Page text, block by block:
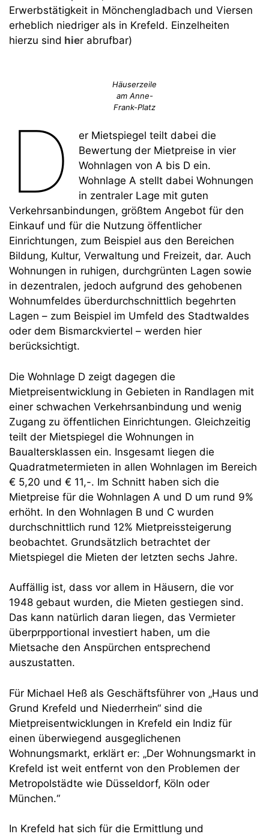
Erwerbstätigkeit in Mönchengladbach und Viersen
erheblich niedriger als in Krefeld. Einzelheiten
hierzu sind hier abrufbar)
Häuserzeile
am Anne-
Frank-Platz
D
er Mietspiegel teilt dabei die
Bewertung der Mietpreise in vier
Wohnlagen von A bis D ein.
Wohnlage A stellt dabei Wohnungen
in zentraler Lage mit guten
Verkehrsanbindungen, größtem Angebot für den
Einkauf und für die Nutzung öffentlicher
Einrichtungen, zum Beispiel aus den Bereichen
Bildung, Kultur, Verwaltung und Freizeit, dar. Auch
Wohnungen in ruhigen, durchgrünten Lagen sowie
in dezentralen, jedoch aufgrund des gehobenen
Wohnumfeldes überdurchschnittlich begehrten
Lagen – zum Beispiel im Umfeld des Stadtwaldes
oder dem Bismarckviertel – werden hier
berücksichtigt.
Die Wohnlage D zeigt dagegen die
Mietpreisentwicklung in Gebieten in Randlagen mit
einer schwachen Verkehrsanbindung und wenig
Zugang zu öffentlichen Einrichtungen. Gleichzeitig
teilt der Mietspiegel die Wohnungen in
Baualtersklassen ein. Insgesamt liegen die
Quadratmetermieten in allen Wohnlagen im Bereich
€ 5,20 und € 11,-. Im Schnitt haben sich die
Mietpreise für die Wohnlagen A und D um rund 9%
erhöht. In den Wohnlagen B und C wurden
durchschnittlich rund 12% Mietpreissteigerung
beobachtet. Grundsätzlich betrachtet der
Mietspiegel die Mieten der letzten sechs Jahre.
Auffällig ist, dass vor allem in Häusern, die vor
1948 gebaut wurden, die Mieten gestiegen sind.
Das kann natürlich daran liegen, das Vermieter
überprpportional investiert haben, um die
Mietsache den Anspürchen entsprechend
auszustatten.
Für Michael Heß als Geschäftsführer von „Haus und
Grund Krefeld und Niederrhein“ sind die
Mietpreisentwicklungen in Krefeld ein Indiz für
einen überwiegend ausgeglichenen
Wohnungsmarkt, erklärt er: „Der Wohnungsmarkt in
Krefeld ist weit entfernt von den Problemen der
Metropolstädte wie Düsseldorf, Köln oder
München.“
In Krefeld hat sich für die Ermittlung und